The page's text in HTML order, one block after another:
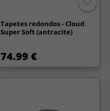
Tapetes redondos - Cloud
Super Soft (antracite)
74.99 €